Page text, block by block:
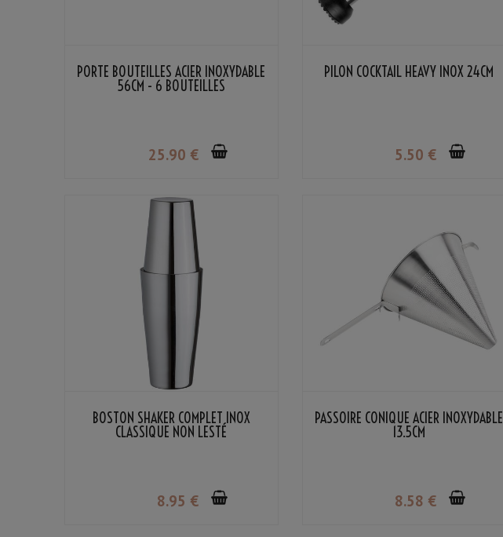
PORTE BOUTEILLES ACIER INOXYDABLE
56CM - 6 BOUTEILLES
25.90 €
PILON COCKTAIL HEAVY INOX 24CM
5.50 €
BOSTON SHAKER COMPLET INOX
CLASSIQUE NON LESTÉ
8.95 €
PASSOIRE CONIQUE ACIER INOXYDABLE
13.5CM
8.58 €